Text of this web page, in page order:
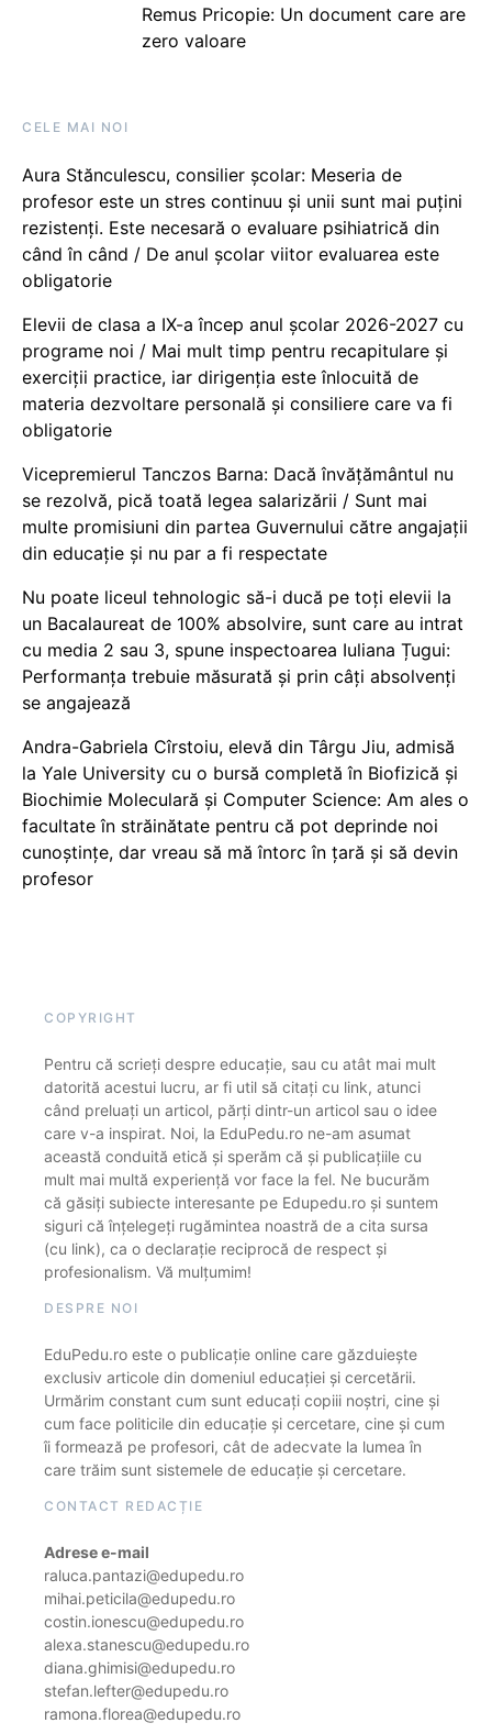
Remus Pricopie: Un document care are
zero valoare
CELE MAI NOI
Aura Stănculescu, consilier școlar: Meseria de
profesor este un stres continuu și unii sunt mai puțini
rezistenți. Este necesară o evaluare psihiatrică din
când în când / De anul școlar viitor evaluarea este
obligatorie
Elevii de clasa a IX-a încep anul școlar 2026-2027 cu
programe noi / Mai mult timp pentru recapitulare și
exerciții practice, iar dirigenția este înlocuită de
materia dezvoltare personală și consiliere care va fi
obligatorie
Vicepremierul Tanczos Barna: Dacă învățământul nu
se rezolvă, pică toată legea salarizării / Sunt mai
multe promisiuni din partea Guvernului către angajații
din educație și nu par a fi respectate
Nu poate liceul tehnologic să-i ducă pe toți elevii la
un Bacalaureat de 100% absolvire, sunt care au intrat
cu media 2 sau 3, spune inspectoarea Iuliana Țugui:
Performanța trebuie măsurată și prin câți absolvenți
se angajează
Andra-Gabriela Cîrstoiu, elevă din Târgu Jiu, admisă
la Yale University cu o bursă completă în Biofizică și
Biochimie Moleculară și Computer Science: Am ales o
facultate în străinătate pentru că pot deprinde noi
cunoștințe, dar vreau să mă întorc în țară și să devin
profesor
COPYRIGHT
Pentru că scrieți despre educație, sau cu atât mai mult
datorită acestui lucru, ar fi util să citați cu link, atunci
când preluați un articol, părți dintr-un articol sau o idee
care v-a inspirat. Noi, la EduPedu.ro ne-am asumat
această conduită etică și sperăm că și publicațiile cu
mult mai multă experiență vor face la fel. Ne bucurăm
că găsiți subiecte interesante pe Edupedu.ro și suntem
siguri că înțelegeți rugămintea noastră de a cita sursa
(cu link), ca o declarație reciprocă de respect și
profesionalism. Vă mulțumim!
DESPRE NOI
EduPedu.ro este o publicație online care găzduiește
exclusiv articole din domeniul educației și cercetării.
Urmărim constant cum sunt educați copiii noștri, cine și
cum face politicile din educație și cercetare, cine și cum
îi formează pe profesori, cât de adecvate la lumea în
care trăim sunt sistemele de educație și cercetare.
CONTACT REDACȚIE
Adrese e-mail
raluca.pantazi@edupedu.ro
mihai.peticila@edupedu.ro
costin.ionescu@edupedu.ro
alexa.stanescu@edupedu.ro
diana.ghimisi@edupedu.ro
stefan.lefter@edupedu.ro
ramona.florea@edupedu.ro